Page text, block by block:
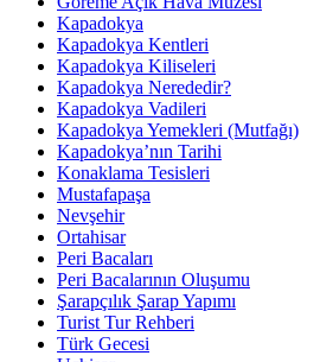
Kapadokya
Kapadokya Kentleri
Kapadokya Kiliseleri
Kapadokya Nerededir?
Kapadokya Vadileri
Kapadokya Yemekleri (Mutfağı)
Kapadokya’nın Tarihi
Konaklama Tesisleri
Mustafapaşa
Nevşehir
Ortahisar
Peri Bacaları
Peri Bacalarının Oluşumu
Şarapçılık Şarap Yapımı
Turist Tur Rehberi
Türk Gecesi